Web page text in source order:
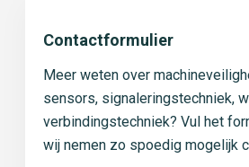
Contactformulier
Meer weten over
sensors, signaleringstechniek,
verbindingstechniek? Vul het
wij nemen zo spoedig mogelijk